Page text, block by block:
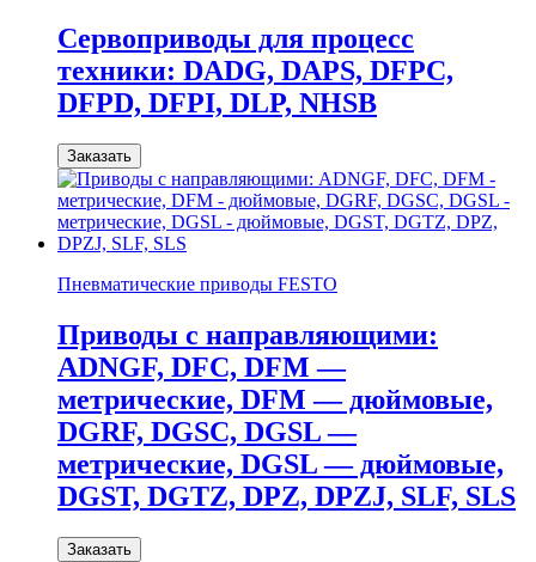
Сервоприводы для процесс
техники: DADG, DAPS, DFPC,
DFPD, DFPI, DLP, NHSB
Заказать
Пневматические приводы FESTO
Приводы с направляющими:
ADNGF, DFC, DFM —
метрические, DFM — дюймовые,
DGRF, DGSC, DGSL —
метрические, DGSL — дюймовые,
DGST, DGTZ, DPZ, DPZJ, SLF, SLS
Заказать